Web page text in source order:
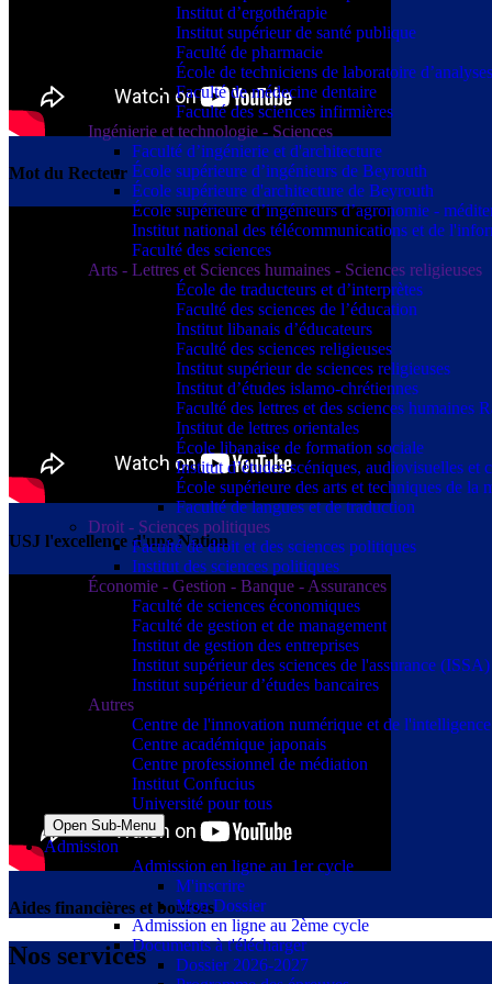
Institut d’ergothérapie
Institut supérieur de santé publique
Faculté de pharmacie
École de techniciens de laboratoire
Faculté de médecine dentaire
Faculté des sciences infirmières
Ingénierie et technologie - Sciences
Faculté d’ingénierie et d'architecture
École supérieure d’ingénieurs de Beyrouth
École supérieure d'architecture de Beyrouth
École supérieure d’ingénieurs d’agronomie -
Institut national des télécommunications et de
Faculté des sciences
Arts - Lettres et Sciences humaines - Sciences religieuses
École de traducteurs et d’interprètes
Faculté des sciences de l’éducation
Institut libanais d’éducateurs
Faculté des sciences religieuses
Institut supérieur de sciences religieuses
Institut d’études islamo-chrétiennes
Faculté des lettres et des sciences humaines
Institut de lettres orientales
École libanaise de formation sociale
Institut d’études scéniques, audiovisuelles et
École supérieure des arts et techniques de la
Faculté de langues et de traduction
Droit - Sciences politiques
Faculté de droit et des sciences politiques
Institut des sciences politiques
Économie - Gestion - Banque - Assurances
Faculté de sciences économiques
Faculté de gestion et de management
Institut de gestion des entreprises
Institut supérieur des sciences de l'assurance (ISSA)
Institut supérieur d’études bancaires
Autres
Centre de l'innovation numérique et de
Centre académique japonais
Centre professionnel de médiation
Institut Confucius
Université pour tous
Open Sub-Menu
Admission
Admission en ligne au 1er cycle
M'inscrire
Mon Dossier
Admission en ligne au 2ème cycle
Documents à t'élécharger
Dossier 2026-2027
Mot du Recteur
USJ l'excellence d'une Nation
Aides financières et bourses
Nos services